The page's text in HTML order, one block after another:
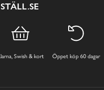
Swish & kort Öppet köp 60 dagar